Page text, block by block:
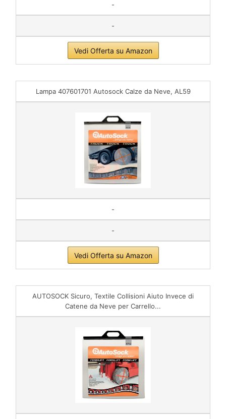
-
-
Vedi Offerta su Amazon
Lampa 407601701 Autosock Calze da Neve, AL59
-
-
Vedi Offerta su Amazon
AUTOSOCK Sicuro, Textile Collisioni Aiuto Invece di
Catene da Neve per Carrello...